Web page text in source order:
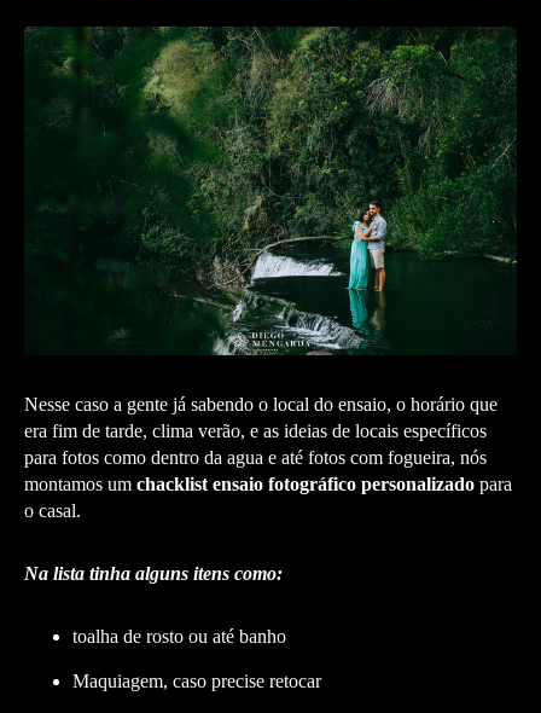
Nesse caso a gente já sabendo o local do ensaio, o horário que
era fim de tarde, clima verão, e as ideias de locais específicos
para fotos como dentro da agua e até fotos com fogueira, nós
montamos um chacklist ensaio fotográfico personalizado para
o casal.
Na lista tinha alguns itens como:
toalha de rosto ou até banho
Maquiagem, caso precise retocar